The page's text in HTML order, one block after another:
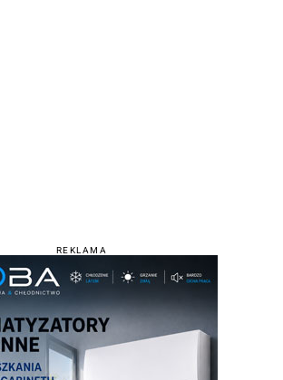
REKLAMA